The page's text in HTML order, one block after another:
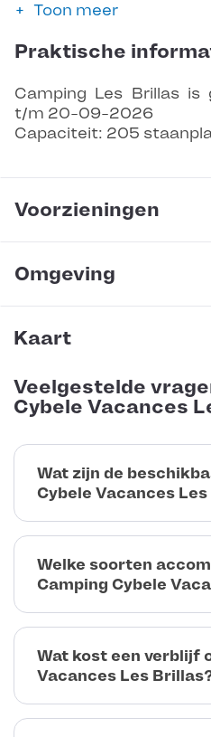
Toon meer
Praktische
Camping Les Brillas
t/m 20-09-2026
Capaciteit: 205
Voorzieningen
Omgeving
Kaart
Veelgestelde
Cybele Vacances
Wat zijn de
Cybele Vacances
Welke soorten
Camping Cybele
Wat kost een verblijf
Vacances Les